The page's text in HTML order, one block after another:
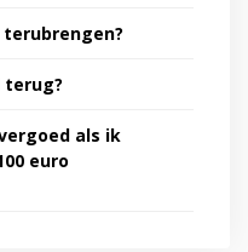
terug?
als ik
euro